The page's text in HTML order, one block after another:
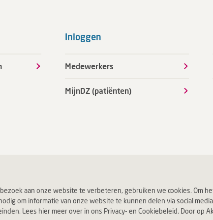
aan onze website te verbeteren, gebruiken we cookies. Om
om informatie van onze website te kunnen delen via social
Lees hier meer over in ons Privacy- en Cookiebeleid. Door op
Inloggen
Medewerkers
MijnDZ (patiënten)